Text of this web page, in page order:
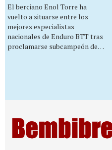
El berciano Enol Torre ha
vuelto a situarse entre los
mejores especialistas
nacionales de Enduro BTT tras
proclamarse subcampeón de…